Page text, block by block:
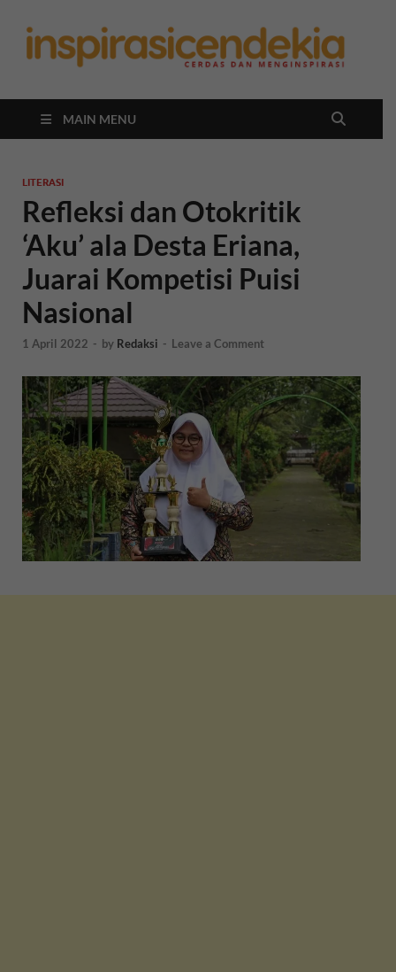
MAIN MENU
LITERASI
Refleksi dan Otokritik
‘Aku’ ala Desta Eriana,
Juarai Kompetisi Puisi
Nasional
1 April 2022 - by Redaksi - Leave a Comment